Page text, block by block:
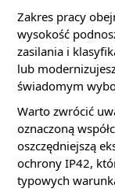
Zakres pracy
wysokość
zasilania i
lub
świadomym
Warto zwrócić
oznaczoną
oszczędniejszą
ochrony IP42,
typowych